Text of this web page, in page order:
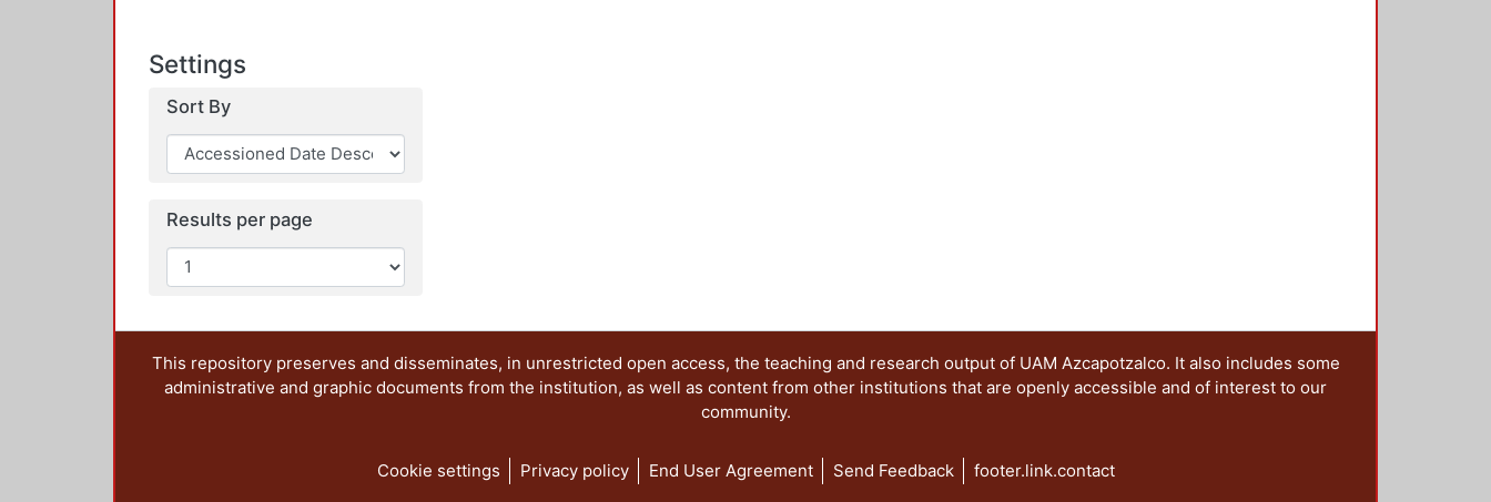
Settings
Sort By
Results per page
This repository preserves and disseminates, in unrestricted open access, the teaching and research output of UAM Azcapotzalco. It also includes some
administrative and graphic documents from the institution, as well as content from other institutions that are openly accessible and of interest to our
community.
Cookie settings Privacy policy End User Agreement Send Feedback footer.link.contact